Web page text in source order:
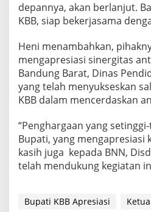
depannya, akan berlanjut.
KBB, siap bekerjasama
Heni menambahkan,
mengapresiasi sinergitas
Bandung Barat, Dinas
yang telah menyukseskan
KBB dalam mencerdaskan
“Penghargaan yang
Bupati, yang mengapresiasi
kasih juga kepada BNN,
telah mendukung kegiatan
Bupati KBB Apresiasi